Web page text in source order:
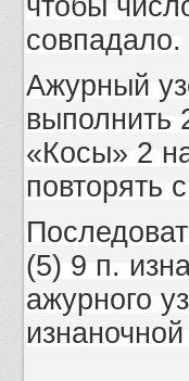
чтобы
совпадало.
Ажурный
выполнить
«Косы» 2
повторять
(5) 9 п.
ажурного